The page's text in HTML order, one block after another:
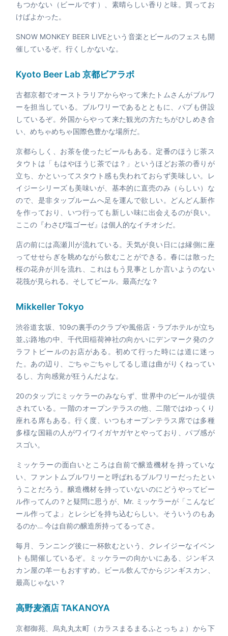
もつかない（ビールです）、素晴らしい香りと味。買ってお
けばよかった。
SNOW MONKEY BEER LIVEという音楽とビールのフェスも開
催しているぞ。行くしかないな。
Kyoto Beer Lab 京都ビアラボ
古都京都でオーストラリアからやって来たトムさんがブルワ
ーを担当している。ブルワリーであるとともに、パブも併設
しているぞ。外国からやって来た観光の方たちがひしめき合
い、めちゃめちゃ国際色豊かな場所だ。
京都らしく、お茶を使ったビールもある。定番のほうじ茶ス
タウトは「もはやほうじ茶では？」というほどお茶の香りが
立ち、かといってスタウト感も失われておらず美味しい。レ
イジーシリーズも美味いが、基本的に直売のみ（らしい）な
ので、是非タップルームへ足を運んで欲しい。どんどん新作
を作っており、いつ行っても新しい味に出会えるのが良い。
ここの『わさび塩ゴーゼ』は個人的なイチオシだ。
店の前には高瀬川が流れている。天気が良い日には縁側に座
ってせせらぎを眺めながら飲むことができる。春には散った
桜の花弁が川を流れ、これはもう見事としか言いようのない
花筏が見られる。そしてビール。最高だな？
Mikkeller Tokyo
渋谷道玄坂、109の裏手のクラブや風俗店・ラブホテルが立ち
並ぶ路地の中、千代田稲荷神社の向かいにデンマーク発のク
ラフトビールのお店がある。初めて行った時には道に迷っ
た。あの辺り、ごちゃごちゃしてるし道は曲がりくねってい
るし、方向感覚が狂うんだよな。
20のタップにミッケラーのみならず、世界中のビールが提供
されている。一階のオープンテラスの他、二階ではゆっくり
座れる席もある。行く度、いつもオープンテラス席では多種
多様な国籍の人がワイワイガヤガヤとやっており、パブ感が
スゴい。
ミッケラーの面白いところは自前で醸造機材を持っていな
い、ファントムブルワリーと呼ばれるブルワリーだったとい
うことだろう。醸造機材を持っていないのにどうやってビー
ル作ってんの？と疑問に思うが、Mr. ミッケラーが「こんなビ
ール作ってよ」とレシピを持ち込むらしい。そういうのもあ
るのか… 今は自前の醸造所持ってるってさ。
毎月、ランニング後に一杯飲むという、クレイジーなイベン
トも開催しているぞ。ミッケラーの向かいにある、ジンギス
カン屋の羊一もおすすめ。ビール飲んでからジンギスカン、
最高じゃない？
高野麦酒店 TAKANOYA
京都御苑、烏丸丸太町（カラスまるまるふとっちょ）から下